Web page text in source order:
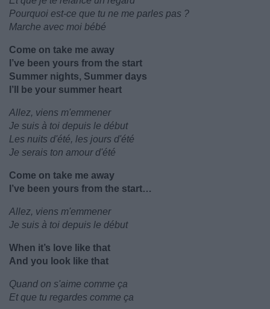
Pourquoi est-ce que tu ne me parles pas ?
Marche avec moi bébé
Come on take me away
I’ve been yours from the start
Summer nights, Summer days
I’ll be your summer heart
Allez, viens m'emmener
Je suis à toi depuis le début
Les nuits d'été, les jours d'été
Je serais ton amour d'été
Come on take me away
I’ve been yours from the start…
Allez, viens m'emmener
Je suis à toi depuis le début
When it’s love like that
And you look like that
Quand on s'aime comme ça
Et que tu regardes comme ça